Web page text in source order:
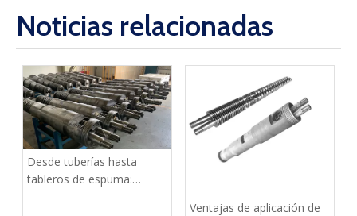
Noticias relacionadas
Desde tuberías hasta
tableros de espuma:
Ventajas de aplicación de